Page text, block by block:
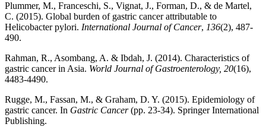
Plummer, M., Franceschi, S., Vignat, J., Forman, D., & de Martel,
C. (2015). Global burden of gastric cancer attributable to
Helicobacter pylori. International Journal of Cancer, 136(2), 487-
490.
Rahman, R., Asombang, A. & Ibdah, J. (2014). Characteristics of
gastric cancer in Asia. World Journal of Gastroenterology, 20(16),
4483-4490.
Rugge, M., Fassan, M., & Graham, D. Y. (2015). Epidemiology of
gastric cancer. In Gastric Cancer(pp. 23-34). Springer International
Publishing.